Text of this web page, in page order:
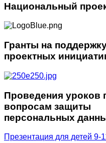
Национальный
Гранты на
проектных
Проведения уроков
вопросам защиты
персональных
Презентация для детей 9-